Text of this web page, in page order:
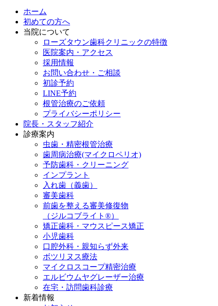
ホーム
初めての方へ
当院について
ローズタウン歯科クリニックの特徴
医院案内・アクセス
採用情報
お問い合わせ・ご相談
初診予約
LINE予約
根管治療のご依頼
プライバシーポリシー
院長・スタッフ紹介
診療案内
虫歯・精密根管治療
歯周病治療(マイクロペリオ)
予防歯科・クリーニング
インプラント
入れ歯（義歯）
審美歯科
前歯を整える審美修復物
（ジルコブライト®）
矯正歯科・マウスピース矯正
小児歯科
口腔外科・親知らず外来
ボツリヌス療法
マイクロスコープ精密治療
エルビウムヤグレーザー治療
在宅・訪問歯科診療
新着情報